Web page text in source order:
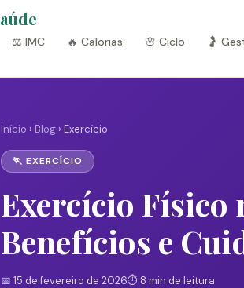
⚖️ IMC 🔥 Calorias 🌸 Ciclo 🤰
Início › Blog › Exercício
🏃 EXERCÍCIO
Exercício Físico
Benefícios e
📅 15 de fevereiro de 2026⏱️ 8 min de leitura